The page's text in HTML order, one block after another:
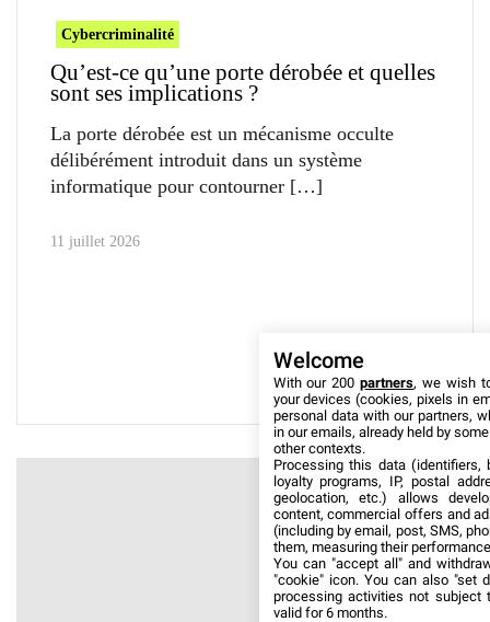
Cybercriminalité
Qu’est-ce qu’une porte dérobée et quelles
sont ses implications ?
La porte dérobée est un mécanisme occulte
délibérément introduit dans un système
informatique pour contourner
11 juillet 2026
Welcome
With our 200partners, we wish
your devices (cookies, pixels in
personal data with our partners,
in our emails, already held by
other contexts.
Processing this data (identifiers,
loyalty programs, IP, postal
geolocation, etc.) allows
content, commercial offers and
(including by email, post, SMS,
them, measuring their
You can "accept all" and
"cookie" icon. You can also "set
processing activities not subject
valid for 6 months.